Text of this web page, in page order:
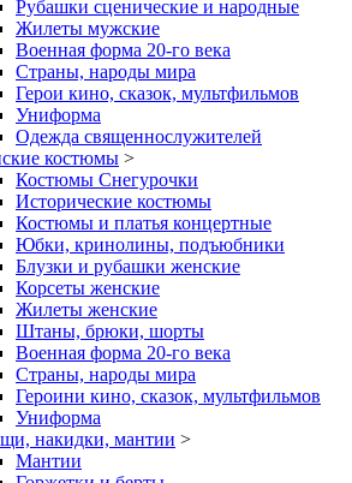
Рубашки сценические и народные
Жилеты мужские
Военная форма 20-го века
Страны, народы мира
Герои кино, сказок, мультфильмов
Униформа
Одежда священнослужителей
костюмы >
Костюмы Снегурочки
Исторические костюмы
Костюмы и платья концертные
Юбки, кринолины, подъюбники
Блузки и рубашки женские
Корсеты женские
Жилеты женские
Штаны, брюки, шорты
Военная форма 20-го века
Страны, народы мира
Героини кино, сказок, мультфильмов
Униформа
накидки, мантии >
Мантии